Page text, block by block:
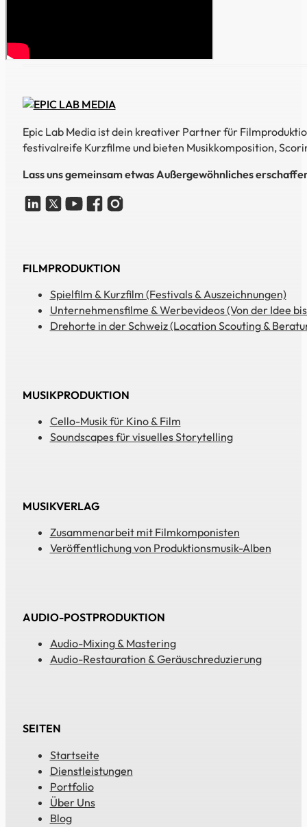
Epic Lab Media ist dein kreativer Partner für
festivalreife Kurzfilme und bieten Musikkomposition,
Lass uns gemeinsam etwas Außergewöhnliches
FILMPRODUKTION
Spielfilm & Kurzfilm (Festivals & Auszeichnungen)
Unternehmensfilme & Werbevideos (Von der Idee
Drehorte in der Schweiz (Location Scouting &
MUSIKPRODUKTION
Cello-Musik für Kino & Film
Soundscapes für visuelles Storytelling
MUSIKVERLAG
Zusammenarbeit mit Filmkomponisten
Veröffentlichung von Produktionsmusik-Alben
AUDIO-POSTPRODUKTION
Audio-Mixing & Mastering
Audio-Restauration & Geräuschreduzierung
SEITEN
Startseite
Dienstleistungen
Portfolio
Über Uns
Blog